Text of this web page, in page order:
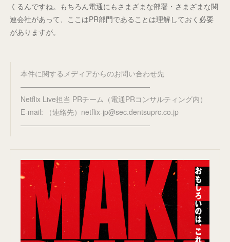
くるんですね。もちろん電通にもさまざまな部署・さまざまな関
連会社があって、ここはPR部門であることは理解しておく必要
がありますが。
本件に関するメディアからのお問い合わせ先
――――――――――――――――――
Netflix Live担当 PRチーム（電通PRコンサルティング内）
E-mail: （連絡先）netflix-jp@sec.dentsuprc.co.jp
――――――――――――――――――